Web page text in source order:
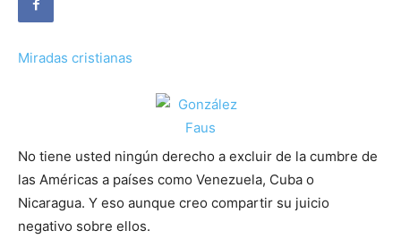
Miradas cristianas
No tiene usted ningún derecho a excluir de la cumbre de
las Américas a países como Venezuela, Cuba o
Nicaragua. Y eso aunque creo compartir su juicio
negativo sobre ellos.